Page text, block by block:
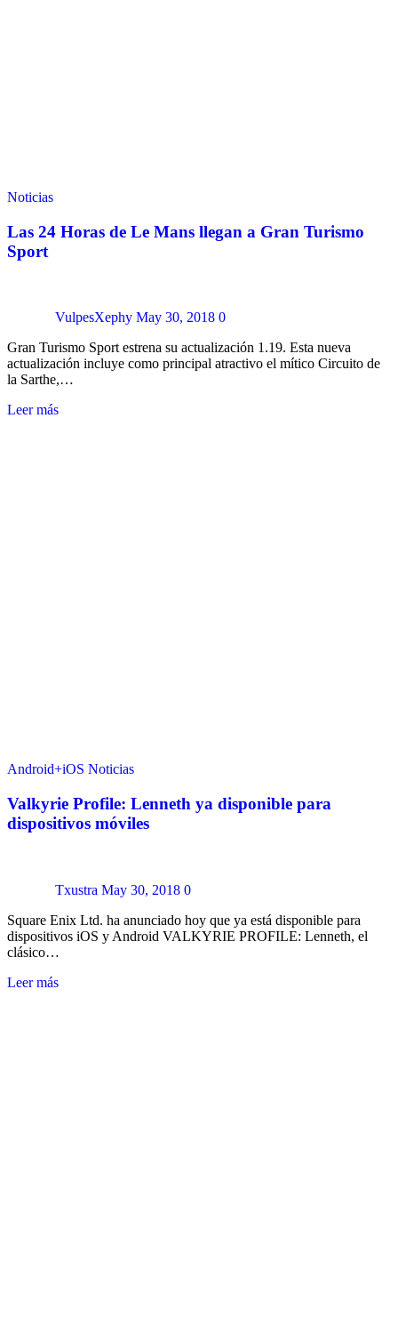
Noticias
Las 24 Horas de Le Mans llegan a Gran Turismo
Sport
VulpesXephy May 30, 2018 0
Gran Turismo Sport estrena su actualización 1.19. Esta nueva
actualización incluye como principal atractivo el mítico Circuito de
la Sarthe,…
Leer más
Android+iOS Noticias
Valkyrie Profile: Lenneth ya disponible para
dispositivos móviles
Txustra May 30, 2018 0
Square Enix Ltd. ha anunciado hoy que ya está disponible para
dispositivos iOS y Android VALKYRIE PROFILE: Lenneth, el
clásico…
Leer más